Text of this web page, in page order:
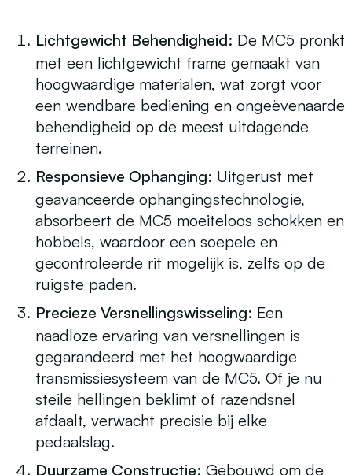
Lichtgewicht Behendigheid: De MC5 pronkt
met een lichtgewicht frame gemaakt van
hoogwaardige materialen, wat zorgt voor
een wendbare bediening en ongeëvenaarde
behendigheid op de meest uitdagende
terreinen.
Responsieve Ophanging: Uitgerust met
geavanceerde ophangingstechnologie,
absorbeert de MC5 moeiteloos schokken en
hobbels, waardoor een soepele en
gecontroleerde rit mogelijk is, zelfs op de
ruigste paden.
Precieze Versnellingswisseling: Een
naadloze ervaring van versnellingen is
gegarandeerd met het hoogwaardige
transmissiesysteem van de MC5. Of je nu
steile hellingen beklimt of razendsnel
afdaalt, verwacht precisie bij elke
pedaalslag.
Duurzame Constructie: Gebouwd om de